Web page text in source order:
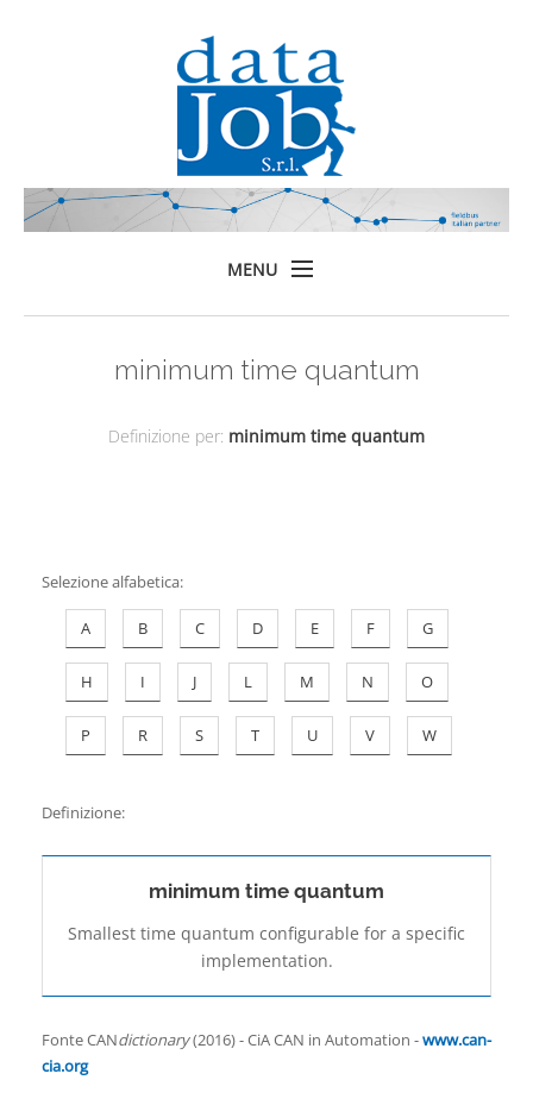
MENU
minimum time quantum
Definizione per: minimum time quantum
Selezione alfabetica:
A B C D E F G
H I J L M N O
P R S T U V W
Definizione:
minimum time quantum
Smallest time quantum configurable for a specific
implementation.
Fonte CANdictionary(2016) - CiA CAN in Automation -www.can-
cia.org